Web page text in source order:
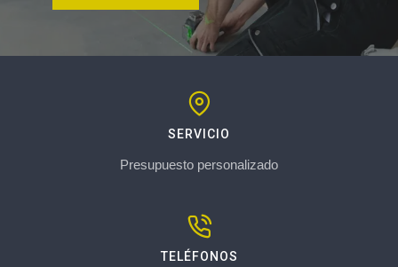
SERVICIO
Presupuesto personalizado
TELÉFONOS